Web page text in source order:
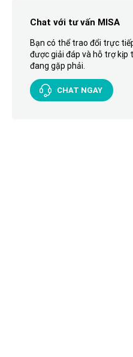
Chat với tư vấn MISA
Bạn có thể trao đổi trực
được giải đáp và hỗ trợ kịp
đang gặp phải.
CHAT NGAY